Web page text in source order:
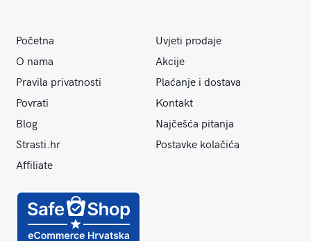
Početna
Uvjeti prodaje
O nama
Akcije
Pravila privatnosti
Plaćanje i dostava
Povrati
Kontakt
Blog
Najčešća pitanja
Strasti.hr
Postavke kolačića
Affiliate